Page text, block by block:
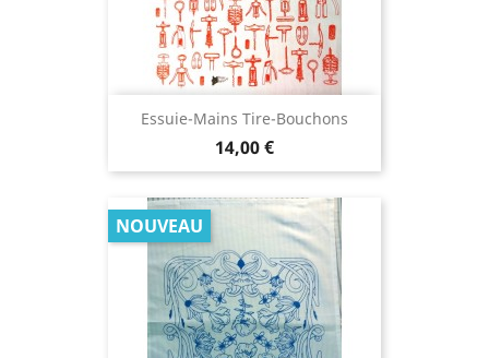
Essuie-Mains Tire-Bouchons
Prix
14,00 €
NOUVEAU